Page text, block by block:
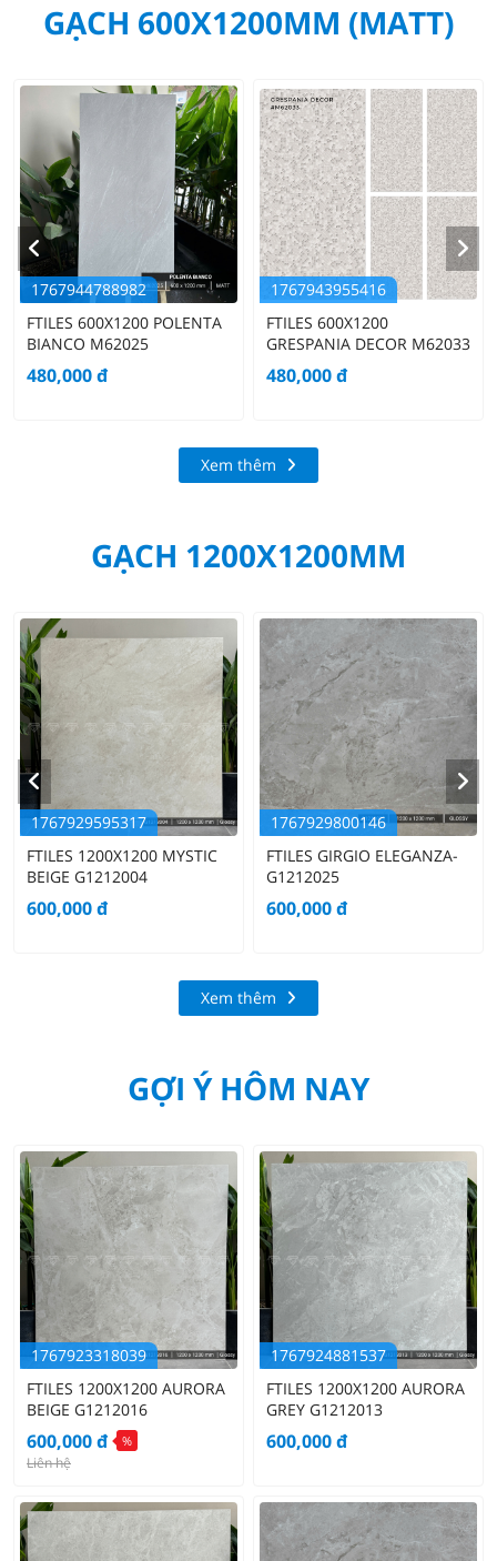
GẠCH 600X1200MM (MATT)
1767944788982
FTILES 600X1200 POLENTA
BIANCO M62025
480,000đ
1767943955416
FTILES 600X1200
GRESPANIA DECOR M62033
480,000đ
Xem thêm
GẠCH 1200X1200MM
1767929595317
FTILES 1200X1200 MYSTIC
BEIGE G1212004
600,000đ
1767929800146
FTILES GIRGIO ELEGANZA-
G1212025
600,000đ
Xem thêm
GỢI Ý HÔM NAY
1767923318039
FTILES 1200X1200 AURORA
BEIGE G1212016
600,000đ %
Liên hệ
1767924881537
FTILES 1200X1200 AURORA
GREY G1212013
600,000đ